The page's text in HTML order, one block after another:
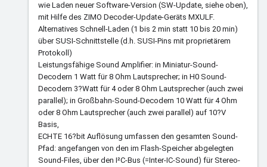
wie Laden neuer Software-Version (SW-Update, siehe oben),
mit Hilfe des ZIMO Decoder-Update-Geräts MXULF.
Alternatives Schnell-Laden (1 bis 2 min statt 10 bis 20 min)
über SUSI-Schnittstelle (d.h. SUSI-Pins mit proprietärem
Protokoll)
Leistungsfähige Sound Amplifier: in Miniatur-Sound-
Decodern 1 Watt für 8 Ohm Lautsprecher; in H0 Sound-
Decodern 3?Watt für 4 oder 8 Ohm Lautsprecher (auch zwei
parallel); in Großbahn-Sound-Decodern 10 Watt für 4 Ohm
oder 8 Ohm Lautsprecher (auch zwei parallel) auf 10?V
Basis,
ECHTE 16?bit Auflösung umfassen den gesamten Sound-
Pfad: angefangen von den im Flash-Speicher abgelegten
Sound-Files, über den I²C-Bus (=Inter-IC-Sound) für Stereo-